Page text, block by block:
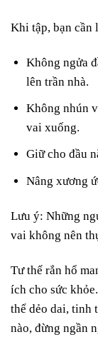
Khi tập, bạn cần
Không ngửa
lên trần nhà.
Không nhún
vai xuống.
Giữ cho đầu
Nâng xương
Lưu ý: Những
vai không nên
Tư thế rắn hổ
ích cho sức
thể dẻo dai, tinh
nào, đừng ngần